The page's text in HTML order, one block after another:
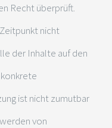
Recht überprüft.
nicht
der Inhalte auf den
ist nicht zumutbar
von